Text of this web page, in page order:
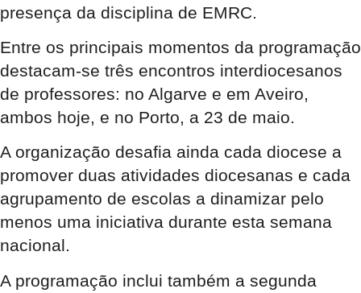
presença da disciplina de EMRC.
Entre os principais momentos da programação
destacam-se três encontros interdiocesanos
de professores: no Algarve e em Aveiro,
ambos hoje, e no Porto, a 23 de maio.
A organização desafia ainda cada diocese a
promover duas atividades diocesanas e cada
agrupamento de escolas a dinamizar pelo
menos uma iniciativa durante esta semana
nacional.
A programação inclui também a segunda